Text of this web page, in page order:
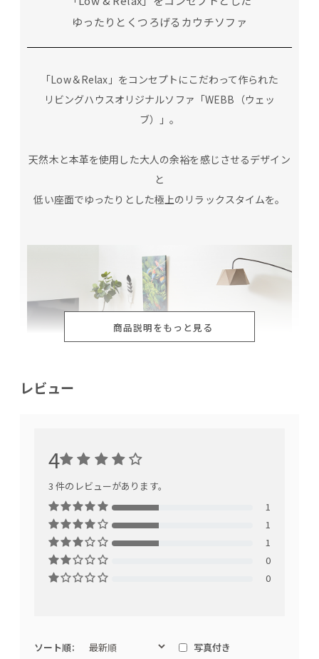
ゆったりとくつろげるカウチソファ
「Low＆Relax」をコンセプトにこだわって作られた
リビングハウスオリジナルソファ「WEBB（ウェッ
ブ）」。
天然木と本革を使用した大人の余裕を感じさせるデザイン
と
低い座面でゆったりとした極上のリラックスタイムを。
ローソファのメリット
商品説明をもっと見る
レビュー
4
3 件のレビューがあります。
1
1
1
0
0
ソート順: 写真付き